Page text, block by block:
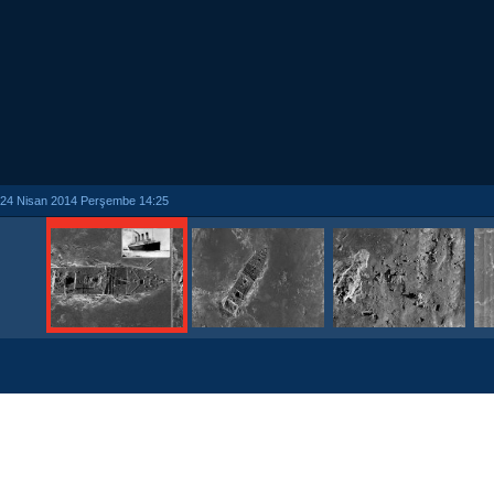
24 Nisan 2014 Perşembe 14:25